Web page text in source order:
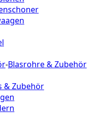
-Blasrohre & Zubehör
& Zubehör